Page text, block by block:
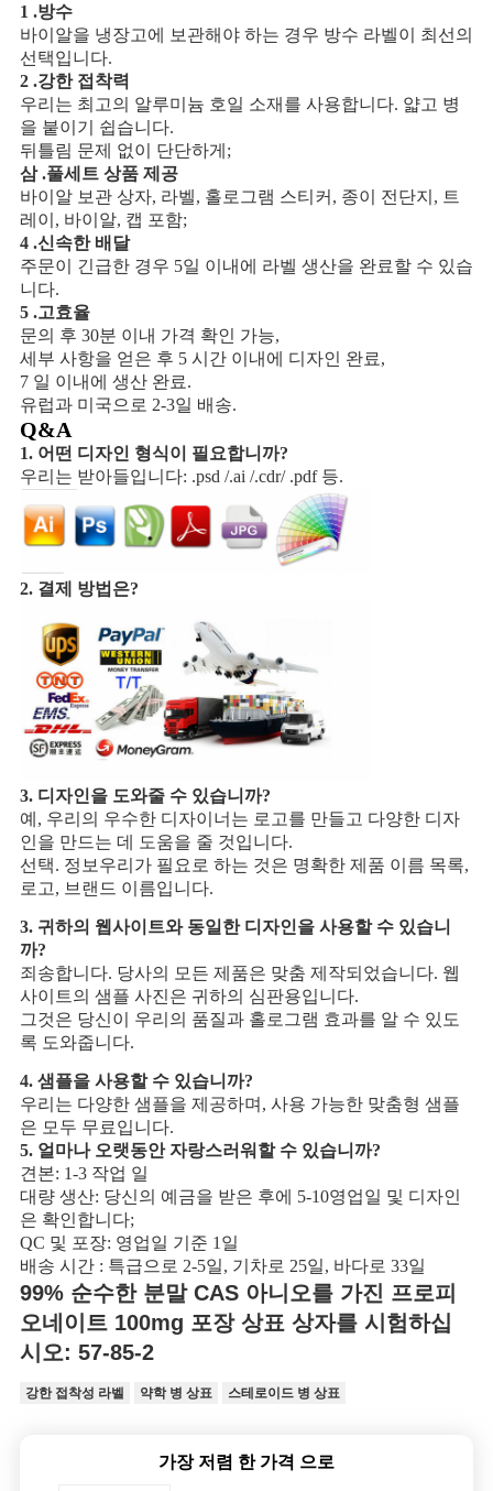
1 .방수
바이알을 냉장고에 보관해야 하는 경우 방수 라벨이 최선의
선택입니다.
2 .강한 접착력
우리는 최고의 알루미늄 호일 소재를 사용합니다. 얇고 병
을 붙이기 쉽습니다.
뒤틀림 문제 없이 단단하게;
삼 .풀세트 상품 제공
바이알 보관 상자, 라벨, 홀로그램 스티커, 종이 전단지, 트
레이, 바이알, 캡 포함;
4 .신속한 배달
주문이 긴급한 경우 5일 이내에 라벨 생산을 완료할 수 있습
니다.
5 .고효율
문의 후 30분 이내 가격 확인 가능,
세부 사항을 얻은 후 5 시간 이내에 디자인 완료,
7 일 이내에 생산 완료.
유럽과 미국으로 2-3일 배송.
Q&A
1. 어떤 디자인 형식이 필요합니까?
우리는 받아들입니다: .psd /.ai /.cdr/ .pdf 등.
2. 결제 방법은?
3. 디자인을 도와줄 수 있습니까?
예, 우리의 우수한 디자이너는 로고를 만들고 다양한 디자
인을 만드는 데 도움을 줄 것입니다.
선택. 정보 우리가 필요로 하는 것은 명확한 제품 이름 목록,
로고, 브랜드 이름입니다.
3. 귀하의 웹사이트와 동일한 디자인을 사용할 수 있습니
까?
죄송합니다. 당사의 모든 제품은 맞춤 제작되었습니다. 웹
사이트의 샘플 사진은 귀하의 심판용입니다.
그것은 당신이 우리의 품질과 홀로그램 효과를 알 수 있도
록 도와줍니다.
4. 샘플을 사용할 수 있습니까?
우리는 다양한 샘플을 제공하며, 사용 가능한 맞춤형 샘플
은 모두 무료입니다.
5. 얼마나 오랫동안 자랑스러워할 수 있습니까?
견본: 1-3 작업 일
대량 생산: 당신의 예금을 받은 후에 5-10영업일 및 디자인
은 확인합니다;
QC 및 포장: 영업일 기준 1일
배송 시간 : 특급으로 2-5일, 기차로 25일, 바다로 33일
99% 순수한 분말 CAS 아니오를 가진 프로피
오네이트 100mg 포장 상표 상자를 시험하십
시오: 57-85-2
강한 접착성 라벨 약학 병 상표 스테로이드 병 상표
가장 저렴 한 가격 으로